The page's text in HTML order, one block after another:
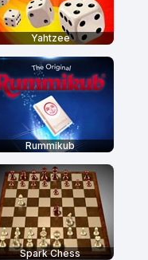
Yahtzee
Rummikub
Spark Chess